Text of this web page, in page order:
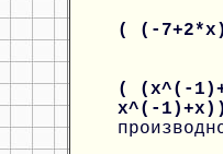
( (-
( (x^(-
x^(-